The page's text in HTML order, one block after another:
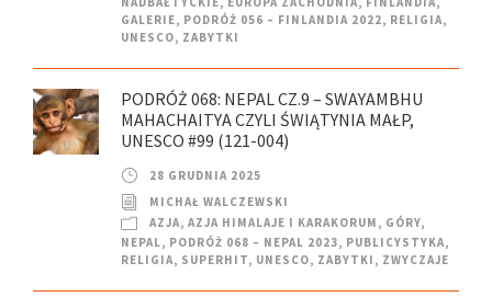
GALERIE, PODRÓŻ 056 – FINLANDIA 2022, RELIGIA,
UNESCO, ZABYTKI
PODRÓŻ 068: NEPAL CZ.9 – SWAYAMBHU
MAHACHAITYA CZYLI ŚWIĄTYNIA MAŁP,
UNESCO #99 (121-004)
28 GRUDNIA 2025
MICHAŁ WALCZEWSKI
AZJA, AZJA HIMALAJE I KARAKORUM , GÓRY,
NEPAL, PODRÓŻ 068 – NEPAL 2023, PUBLICYSTYKA,
RELIGIA, SUPERHIT, UNESCO, ZABYTKI , ZWYCZAJE